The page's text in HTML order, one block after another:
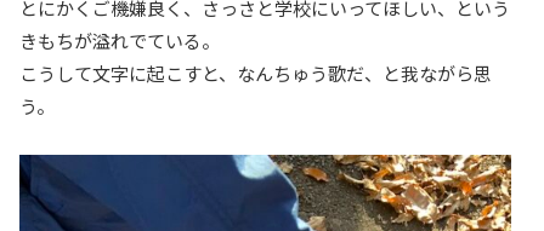
とにかくご機嫌良く、さっさと学校にいってほしい、という
きもちが溢れでている。
こうして文字に起こすと、なんちゅう歌だ、と我ながら思
う。